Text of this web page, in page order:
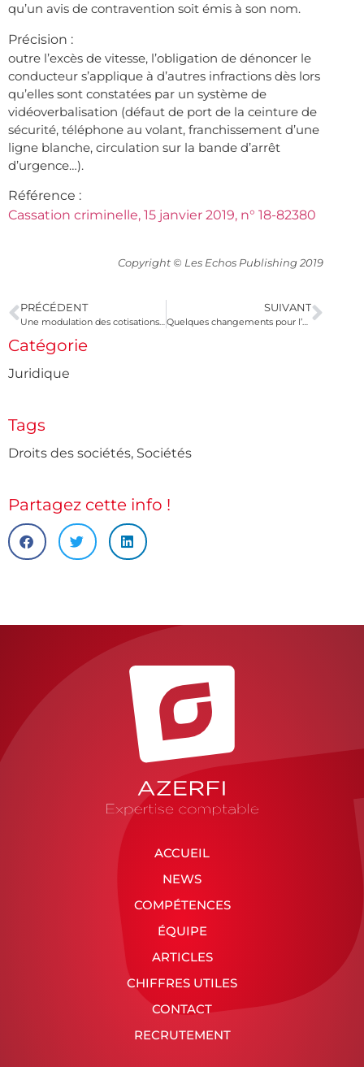
qu’un avis de contravention soit émis à son nom.
Précision :
outre l’excès de vitesse, l’obligation de dénoncer le
conducteur s’applique à d’autres infractions dès lors
qu’elles sont constatées par un système de
vidéoverbalisation (défaut de port de la ceinture de
sécurité, téléphone au volant, franchissement d’une
ligne blanche, circulation sur la bande d’arrêt
d’urgence…).
Référence :
Cassation criminelle, 15 janvier 2019, n° 18-82380
Copyright © Les Echos Publishing 2019
PRÉCÉDENT SUIVANT
Quelques changements pour l’autoliquidation de la TVA à l’importation
Catégorie
Juridique
Tags
Droits des sociétés, Sociétés
Partagez cette info !
ACCUEIL
NEWS
COMPÉTENCES
ÉQUIPE
ARTICLES
CHIFFRES UTILES
CONTACT
RECRUTEMENT